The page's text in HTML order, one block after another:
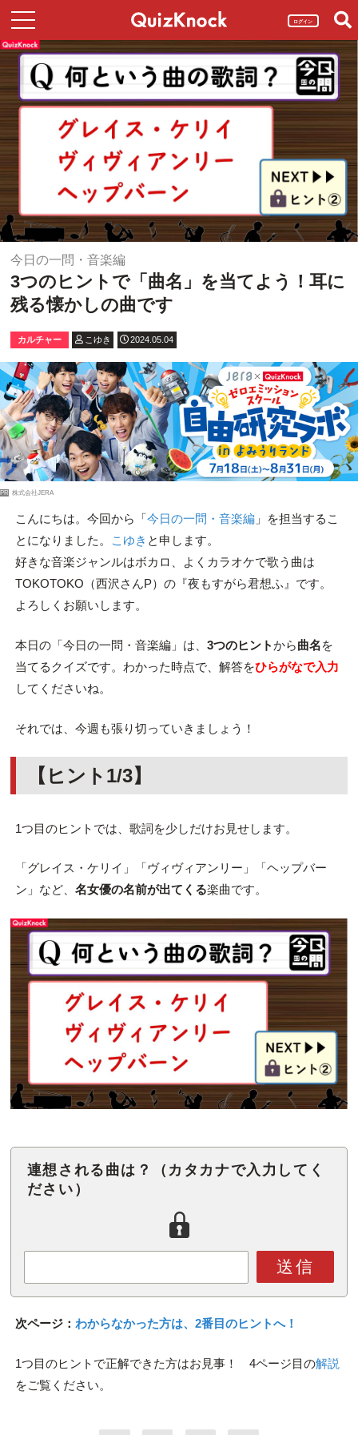
ログイン
今日の一問・音楽編
3つのヒントで「曲名」を当てよう！耳に
残る懐かしの曲です
カルチャー こゆき 2024.05.04
PR 株式会社JERA
こんにちは。今回から「今日の一問・音楽編」を担当するこ
とになりました。
こゆき と申します。
好きな音楽ジャンルはボカロ、よくカラオケで歌う曲は
TOKOTOKO（西沢さんP）の『夜もすがら君想ふ』です。
よろしくお願いします。
本日の「今日の一問・音楽編」は、 3つのヒントから曲名を
当てるクイズです。わかった時点で、解答をひらがなで入力
してくださいね。
それでは、今週も張り切っていきましょう！
【ヒント1/3】
1つ目のヒントでは、歌詞を少しだけお見せします。
「グレイス・ケリイ」「ヴィヴィアンリー」「ヘップバー
ン」など、 名女優の名前が出てくる楽曲です。
連想される曲は？（カタカナで入力してく
ださい）
送信
次ページ： わからなかった方は、2番目のヒントへ！
1つ目のヒントで正解できた方はお見事！ 4ページ目の解説
をご覧ください。